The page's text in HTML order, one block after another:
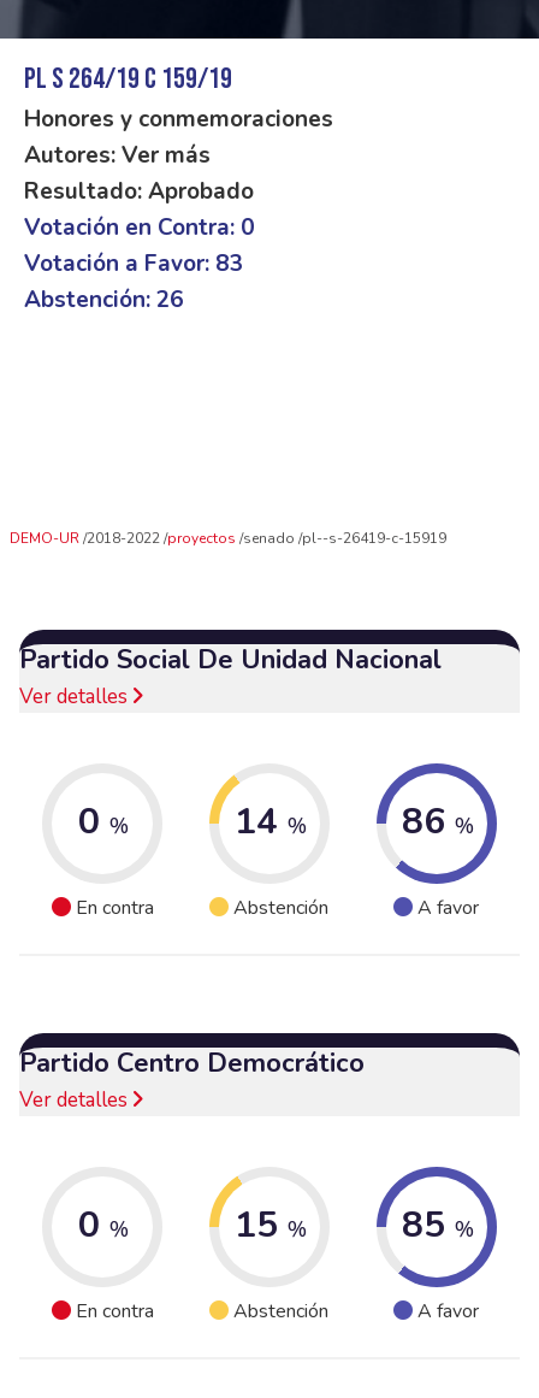
PL S 264/19 C 159/19
Honores y conmemoraciones
Autores: Ver más
Resultado: Aprobado
Votación en Contra: 0
Votación a Favor: 83
Abstención: 26
DEMO-UR 2018-2022 proyectos senado pl--s-26419-c-15919
Partido Social De Unidad Nacional
Ver detalles
0 %
En contra
14 %
Abstención
86 %
A favor
Partido Centro Democrático
Ver detalles
0 %
En contra
15 %
Abstención
85 %
A favor